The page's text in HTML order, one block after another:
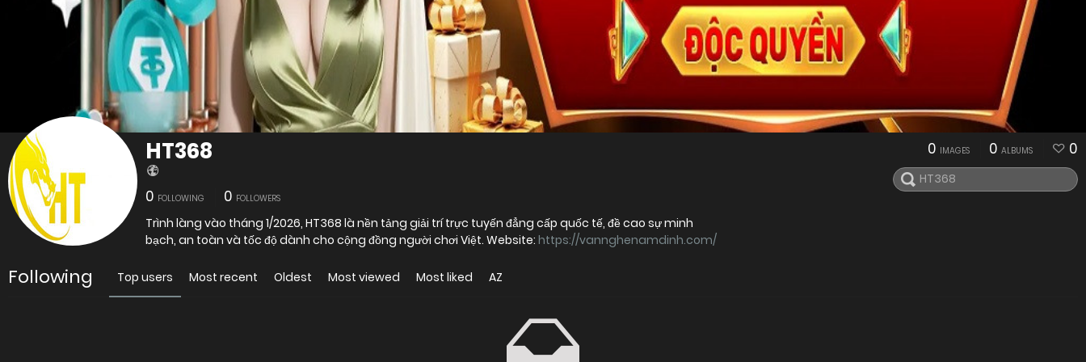
HT368
0 FOLLOWING 0 FOLLOWERS
Trình làng vào tháng 1/2026, HT368 là nền tảng giải trí trực tuyến đẳng cấp quốc tế, đề cao sự minh
bạch, an toàn và tốc độ dành cho cộng đồng người chơi Việt. Website: https://vannghenamdinh.com/
0 IMAGES 0 ALBUMS 0
Following Top users Most recent Oldest Most viewed Most liked AZ